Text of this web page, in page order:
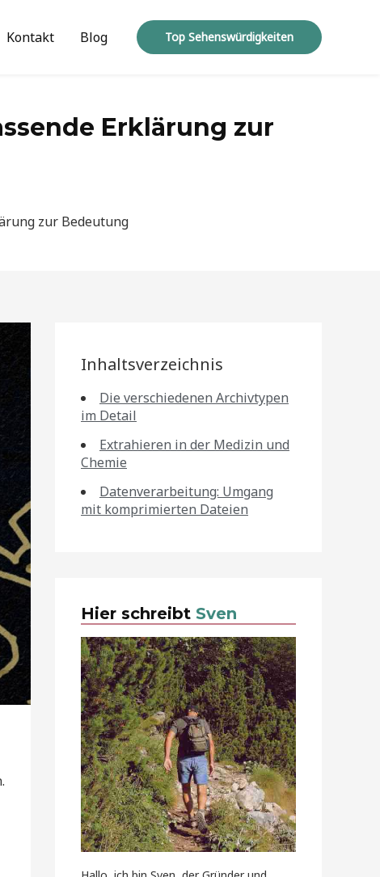
Kontakt Blog Top Sehenswürdigkeiten
Erklärung zur
zur Bedeutung
Inhaltsverzeichnis
Die verschiedenen Archivtypen
im Detail
Extrahieren in der Medizin und
Chemie
Datenverarbeitung: Umgang
mit komprimierten Dateien
Hier schreibt Sven